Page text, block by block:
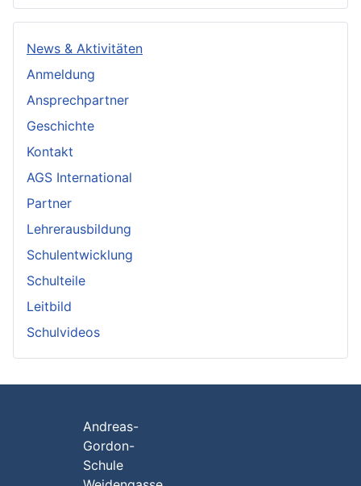
News & Aktivitäten
Anmeldung
Ansprechpartner
Geschichte
Kontakt
AGS International
Partner
Lehrerausbildung
Schulentwicklung
Schulteile
Leitbild
Schulvideos
Andreas-
Gordon-
Schule